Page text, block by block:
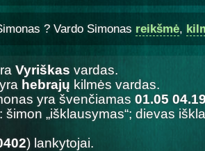
? Vardo Simonas reikšmė,
Vyriškas vardas.
hebrajų kilmės vardas.
yra švenčiamas 01.05
šimon „išklausymas“; dievas
) lankytojai.